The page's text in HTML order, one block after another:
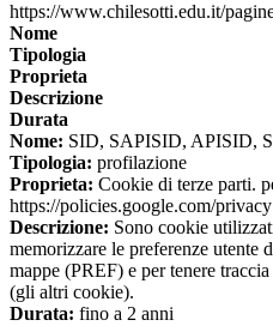
https://www.chilesotti.edu.it/
Nome
Tipologia
Proprieta
Descrizione
Durata
Nome: SID, SAPISID, APISID,
Tipologia: profilazione
Proprieta: Cookie di terze parti.
https://policies.google.com/privacy
Descrizione: Sono cookie
memorizzare le preferenze utente
mappe (PREF) e per tenere
(gli altri cookie).
Durata: fino a 2 anni